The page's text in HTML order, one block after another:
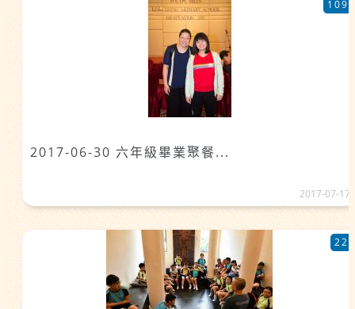
2017-06-30 六年級畢業聚餐...
109
2017-07-17
22